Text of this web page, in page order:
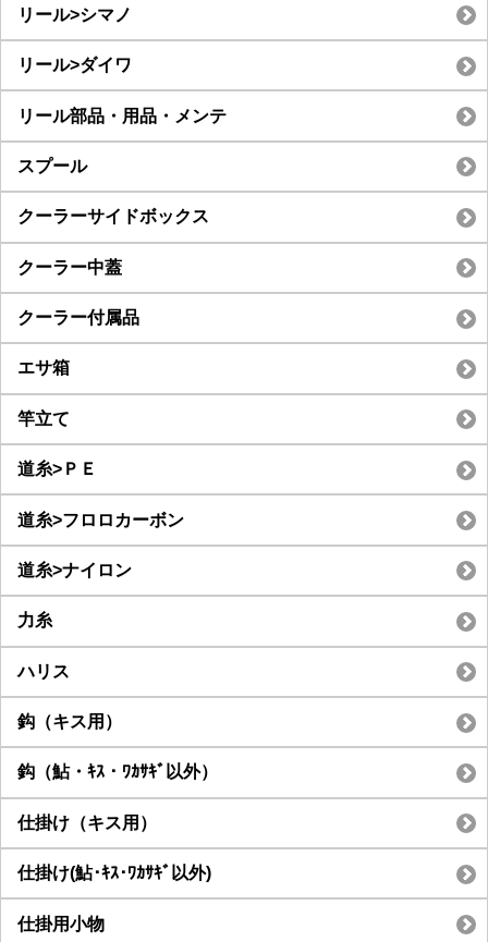
リール>シマノ
リール>ダイワ
リール部品・用品・メンテ
スプール
クーラーサイドボックス
クーラー中蓋
クーラー付属品
エサ箱
竿立て
道糸>ＰＥ
道糸>フロロカーボン
道糸>ナイロン
力糸
ハリス
鈎（キス用）
鈎（鮎・ｷｽ・ﾜｶｻｷﾞ以外）
仕掛け（キス用）
仕掛け(鮎･ｷｽ･ﾜｶｻｷﾞ以外)
仕掛用小物